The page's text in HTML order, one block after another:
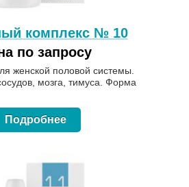
комплекс № 10
по запросу
женской половой системы.
мозга, тимуса. Форма
Подробнее